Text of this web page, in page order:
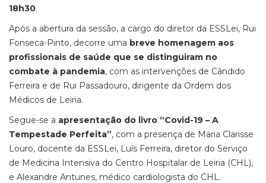
18h30.
Após a abertura da sessão, a cargo do diretor da ESSLei, Rui
Fonseca-Pinto, decorre uma breve homenagem aos
profissionais de saúde que se distinguiram no
combate à pandemia, com as intervenções de Cândido
Ferreira e de Rui Passadouro, dirigente da Ordem dos
Médicos de Leiria.
Segue-se a apresentação do livro “Covid-19 – A
Tempestade Perfeita”, com a presença de Maria Clarisse
Louro, docente da ESSLei, Luís Ferreira, diretor do Serviço
de Medicina Intensiva do Centro Hospitalar de Leiria (CHL),
e Alexandre Antunes, médico cardiologista do CHL.